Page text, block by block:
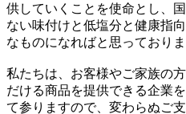
供していくことを使命とし、
ない味付けと低塩分と健康指
なものになればと思っておりま
私たちは、お客様やご家族の
だける商品を提供できる企業
て参りますので、変わらぬご